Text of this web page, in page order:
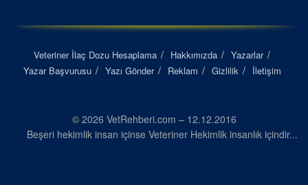
Veteriner İlaç Dozu Hesaplama Hakkımızda
Yazarlar
Yazar Başvurusu
Yazı Gönder Reklam Gizlilik İletişim
© 2026 VetRehberi.com – 12.12.2016
Beşeri hekimlik insan içinse Veteriner Hekimlik insanlık içindir...